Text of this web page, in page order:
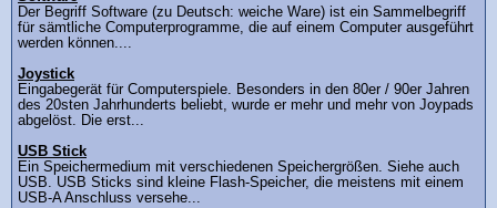
Der Begriff Software (zu Deutsch: weiche Ware) ist ein Sammelbegriff
für sämtliche Computerprogramme, die auf einem Computer ausgeführt
werden können....
Joystick
Eingabegerät für Computerspiele. Besonders in den 80er / 90er Jahren
des 20sten Jahrhunderts beliebt, wurde er mehr und mehr von Joypads
abgelöst. Die erst...
USB Stick
Ein Speichermedium mit verschiedenen Speichergrößen. Siehe auch
USB. USB Sticks sind kleine Flash-Speicher, die meistens mit einem
USB-A Anschluss versehe...